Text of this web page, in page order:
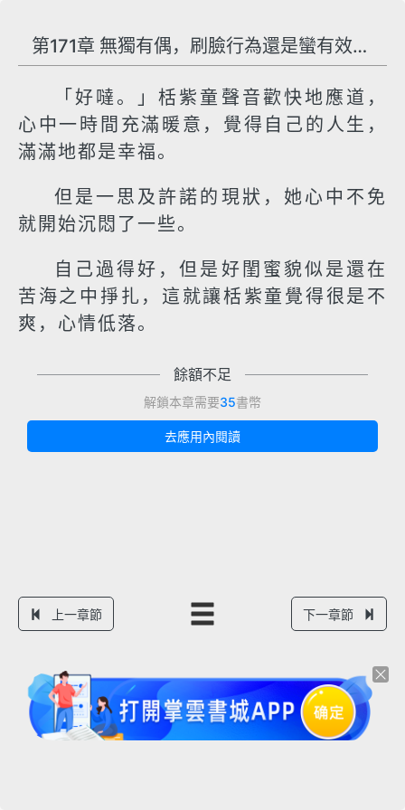
第171章 無獨有偶，刷臉行為還是蠻有效的嘛
「好噠。」栝紫童聲音歡快地應道，
心中一時間充滿暖意，覺得自己的人生，
滿滿地都是幸福。
但是一思及許諾的現狀，她心中不免
就開始沉悶了一些。
自己過得好，但是好閨蜜貌似是還在
苦海之中掙扎，這就讓栝紫童覺得很是不
爽，心情低落。
餘額不足
解鎖本章需要35書幣
去應用內閱讀
上一章節 下一章節